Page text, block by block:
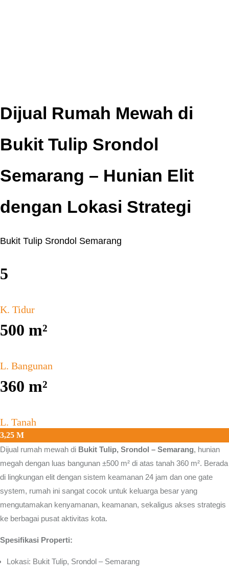
Dijual Rumah Mewah di
Bukit Tulip Srondol
Semarang – Hunian Elit
dengan Lokasi Strategi
Bukit Tulip Srondol Semarang
5
K. Tidur
500 m²
L. Bangunan
360 m²
L. Tanah
3,25 M
Dijual rumah mewah di Bukit Tulip, Srondol – Semarang, hunian
megah dengan luas bangunan ±500 m² di atas tanah 360 m². Berada
di lingkungan elit dengan sistem keamanan 24 jam dan one gate
system, rumah ini sangat cocok untuk keluarga besar yang
mengutamakan kenyamanan, keamanan, sekaligus akses strategis
ke berbagai pusat aktivitas kota.
Spesifikasi Properti:
Lokasi: Bukit Tulip, Srondol – Semarang